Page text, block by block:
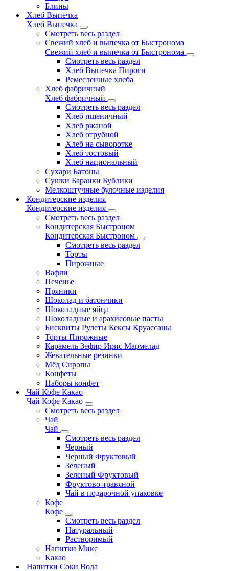
Блины
Хлеб Выпечка
Хлеб Выпечка
Смотреть весь раздел
Свежий хлеб и выпечка от Быстронома
Свежий хлеб и выпечка от Быстронома
Смотреть весь раздел
Хлеб Выпечка Пироги
Ремесленные хлеба
Хлеб фабричный
Хлеб фабричный
Смотреть весь раздел
Хлеб пшеничный
Хлеб ржаной
Хлеб отрубной
Хлеб на сыворотке
Хлеб тостовый
Хлеб национальный
Сухари Батоны
Сушки Баранки Бублики
Мелкоштучные булочные изделия
Кондитерские изделия
Кондитерские изделия
Смотреть весь раздел
Кондитерская Быстроном
Кондитерская Быстроном
Смотреть весь раздел
Торты
Пирожные
Вафли
Печенье
Пряники
Шоколад и батончики
Шоколадные яйца
Шоколадные и арахисовые пасты
Бисквиты Рулеты Кексы Круассаны
Торты Пирожные
Карамель Зефир Ирис Мармелад
Жевательные резинки
Мёд Сиропы
Конфеты
Наборы конфет
Чай Кофе Какао
Чай Кофе Какао
Смотреть весь раздел
Чай
Чай
Смотреть весь раздел
Черный
Черный Фруктовый
Зеленый
Зеленый Фруктовый
Фруктово-травяной
Чай в подарочной упаковке
Кофе
Кофе
Смотреть весь раздел
Натуральный
Растворимый
Напитки Микс
Какао
Напитки Соки Вода